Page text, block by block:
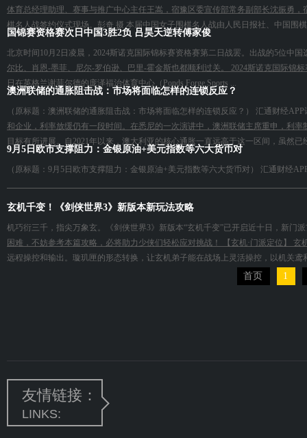
体育总经理助理、赛事与推广中心主任王嵩，宿豫区委宣传部常务副部长沈振勇
棋名人战签约仪式现场。彭奇 摄 本届中国女子围棋名人战由人民日报社、中国围
国锦赛资格赛次日中国3胜2负 吕昊天逆转傅家俊
北京时间10月2日凌晨，2024斯诺克国际锦标赛资格赛第二日战罢。出战的5位中
尔比、肖恩-墨菲、尼尔-罗伯逊、巴里-霍金斯也都顺利过关。 2024斯诺克国际锦
日在英格兰谢菲尔德的庞泽福治体育中心（Ponds Forge Sports ...
澳洲联储的通胀阻击战：市场将面临怎样的连锁反应？
（原标题：澳洲联储的通胀阻击战：市场将面临怎样的连锁反应？） 汇通财经
和企业，利率放缓仍有一段时间。在悉尼的一次演讲中，澳洲联储主席重申，利
目标有所进展。自2021年以来，澳大利亚的核心通胀一直远高于这一区间，虽然已
9月5日欧市支撑阻力：金银原油+美元指数等六大货币对
（原标题：9月5日欧市支撑阻力：金银原油+美元指数等六大货币对） 汇通财
玄机千变！《剑侠世界3》新版本新玩法攻略
机巧衍三千，指尖万象玄。《剑侠世界3》新版本“玄机千变”已开启近十日，新
困难，不妨参考本篇攻略，必将助力少侠们轻松应对挑战！ 【玄机·门派定位】
远程操控和输出。璇玑匣的形态转换，让玄机弟子能在战场上灵活操控，以机关鸢
首页 1
友情链接：
LINKS: